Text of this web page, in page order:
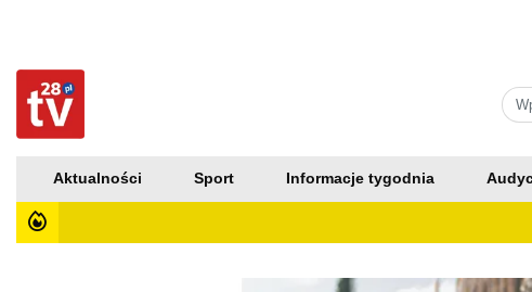
Aktualności Sport Informacje tygodnia